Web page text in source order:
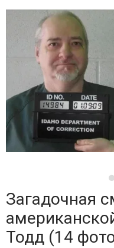
Загадочная
Тодд (14